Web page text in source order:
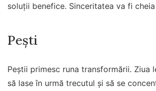
soluții benefice. Sinceritatea va fi
Pești
Peștii primesc runa transformării. Ziua
să lase în urmă trecutul și să se